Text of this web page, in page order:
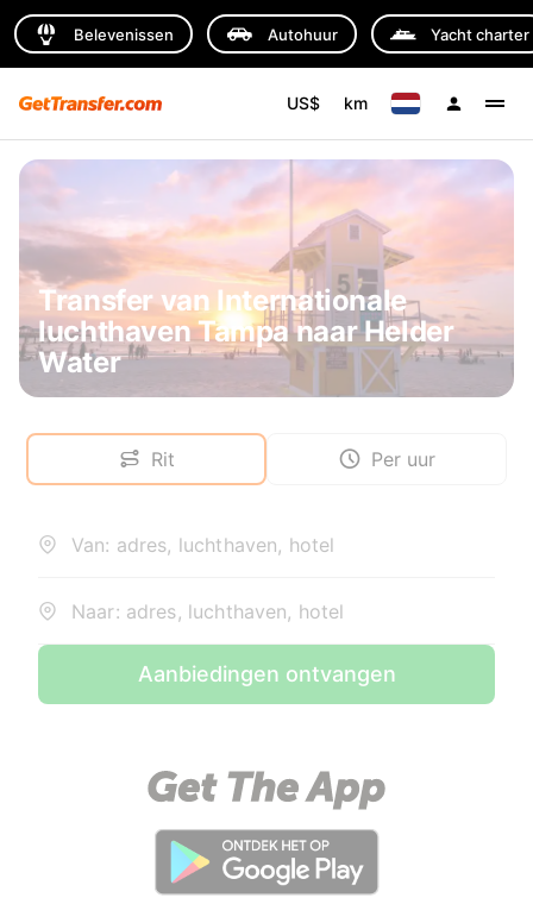
Belevenissen Autohuur Yacht charter
US$ km
Transfer van Internationale
luchthaven Tampa naar Helder
Water
Rit Per uur
Van: adres, luchthaven, hotel
Naar: adres, luchthaven, hotel
Aanbiedingen ontvangen